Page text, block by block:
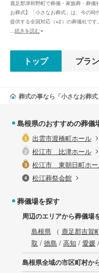
鹿足郡津和野町で葬儀・家族葬・葬
お葬式】「小さなお葬式」は、今の
提供する全国対応（※2）の葬儀社です
...続きを読む
トップ プラン
葬式の事なら「小さなお葬式
島根県のおすすめの葬儀
出雲市渡橋町ホール
松江市 比津ホール
松江市 東朝日町ホ
松江葬祭会館
葬儀場を探す
周辺のエリアから葬儀場
島根県（ 鹿足郡吉賀
取 / 徳島 / 高知 / 愛媛/
島根県全域の市区町村か